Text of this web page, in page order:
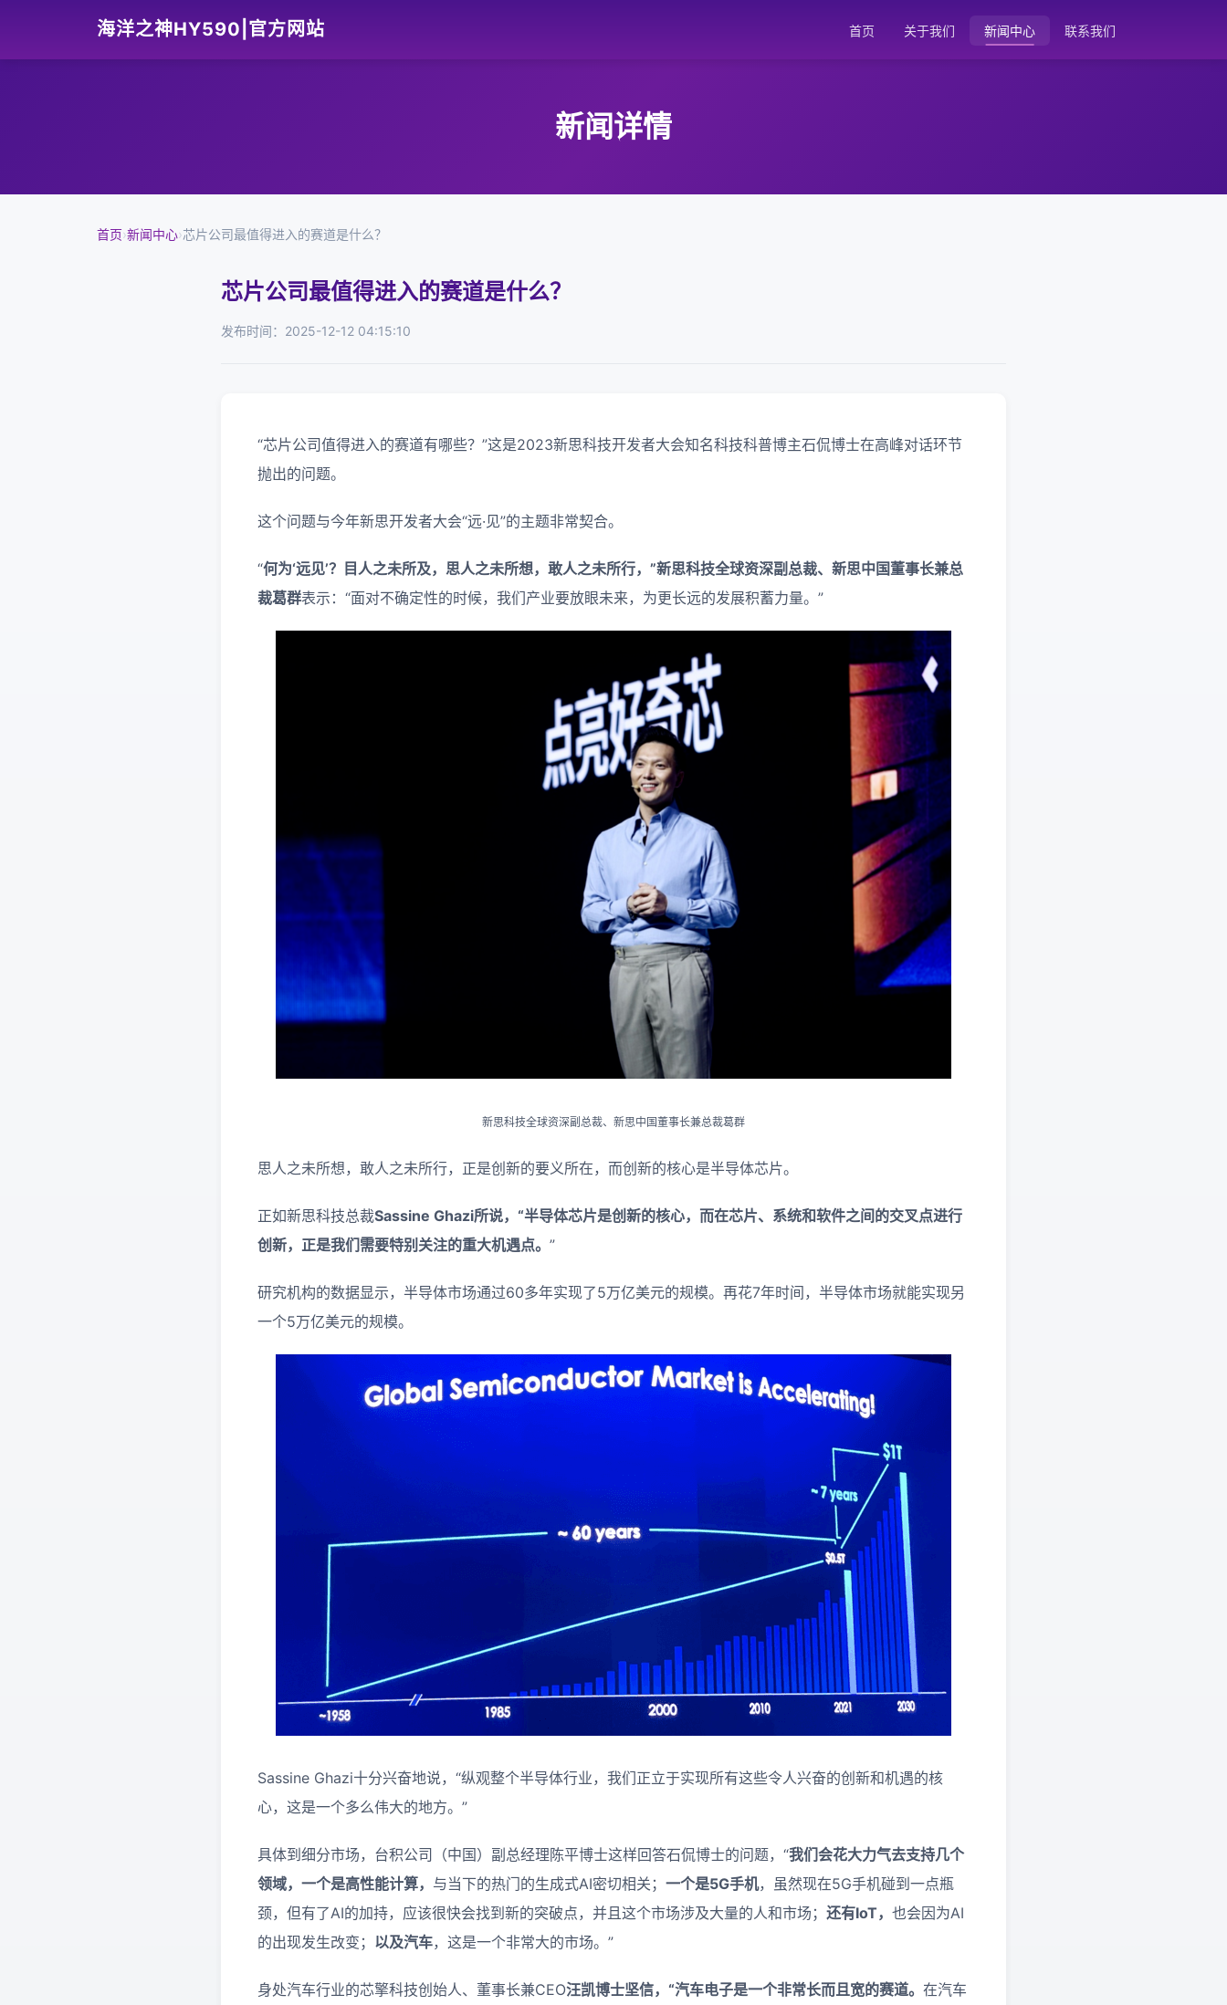
海洋之神HY590|官方网站 首页 关于我们 新闻中心 联系我们
新闻详情
首页›新闻中心›芯片公司最值得进入的赛道是什么？
芯片公司最值得进入的赛道是什么？
发布时间：2025-12-12 04:15:10
“芯片公司值得进入的赛道有哪些？”这是2023新思科技开发者大会知名科技科普博主石侃博士在高峰对话环节
抛出的问题。
这个问题与今年新思开发者大会“远·见”的主题非常契合。
“何为‘远见’？目人之未所及，思人之未所想，敢人之未所行，”新思科技全球资深副总裁、新思中国董事长兼总
裁葛群表示：“面对不确定性的时候，我们产业要放眼未来，为更长远的发展积蓄力量。”
新思科技全球资深副总裁、新思中国董事长兼总裁葛群
思人之未所想，敢人之未所行，正是创新的要义所在，而创新的核心是半导体芯片。
正如新思科技总裁Sassine Ghazi所说，“半导体芯片是创新的核心，而在芯片、系统和软件之间的交叉点进行
创新，正是我们需要特别关注的重大机遇点。 ”
研究机构的数据显示，半导体市场通过60多年实现了5万亿美元的规模。再花7年时间，半导体市场就能实现另
一个5万亿美元的规模。
Sassine Ghazi十分兴奋地说，“纵观整个半导体行业，我们正立于实现所有这些令人兴奋的创新和机遇的核
心，这是一个多么伟大的地方。”
具体到细分市场，台积公司（中国）副总经理陈平博士这样回答石侃博士的问题，“我们会花大力气去支持几个
领域，一个是高性能计算， 与当下的热门的生成式AI密切相关； 一个是5G手机，虽然现在5G手机碰到一点瓶
颈，但有了AI的加持，应该很快会找到新的突破点，并且这个市场涉及大量的人和市场； 还有IoT， 也会因为AI
的出现发生改变； 以及汽车，这是一个非常大的市场。”
身处汽车行业的芯擎科技创始人、董事长兼CEO汪凯博士坚信，“汽车电子是一个非常长而且宽的赛道。 在汽车